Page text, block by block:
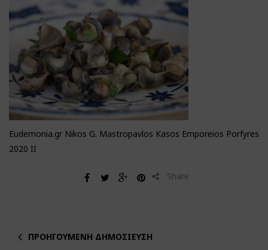
Eudemonia.gr Nikos G. Mastropavlos Kasos Emporeios Porfyres
2020 II
Share
ΠΡΟΗΓΟΎΜΕΝΗ ΔΗΜΟΣΊΕΥΣΗ